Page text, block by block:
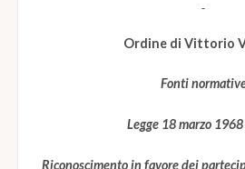
Ordine di Vittorio
Fonti
Legge 18 marzo
Riconoscimento in favore dei